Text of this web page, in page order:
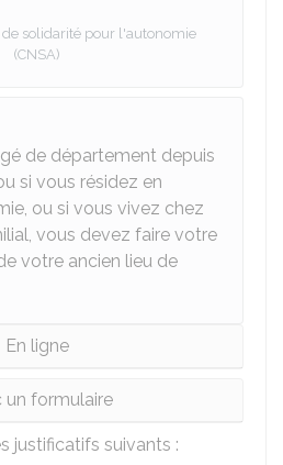
de solidarité pour l'autonomie
(CNSA)
de département depuis
si vous résidez en
ou si vous vivez chez
vous devez faire votre
votre ancien lieu de
En ligne
un formulaire
justificatifs suivants :